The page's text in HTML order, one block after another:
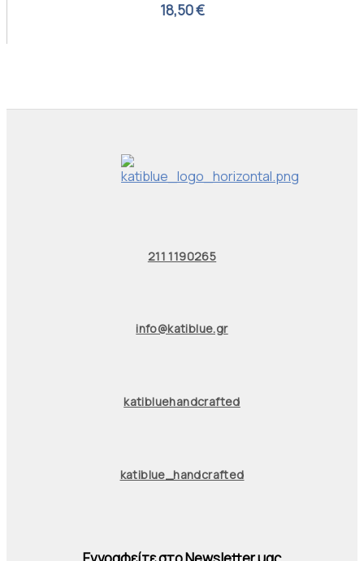
18,50 €
211 1190265
info@katiblue.gr
katibluehandcrafted
katiblue_handcrafted